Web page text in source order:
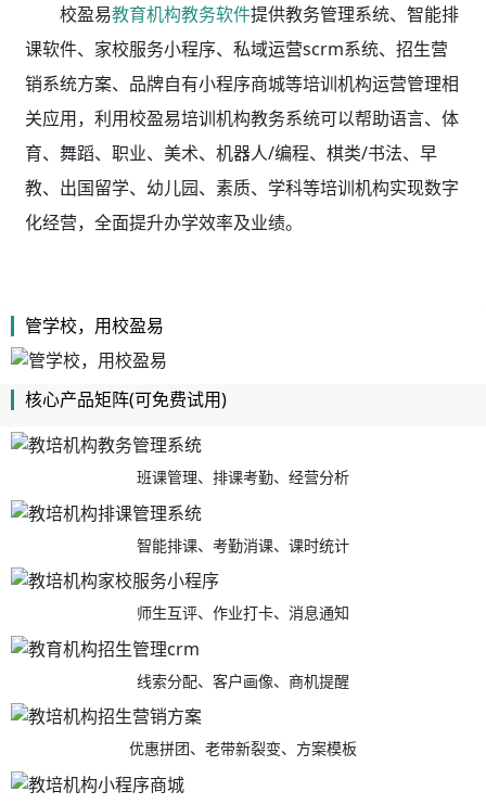
校盈易教育机构教务软件提供教务管理系统、智能排
课软件、家校服务小程序、私域运营scrm系统、招生营
销系统方案、品牌自有小程序商城等培训机构运营管理相
关应用，利用校盈易培训机构教务系统可以帮助语言、体
育、舞蹈、职业、美术、机器人/编程、棋类/书法、早
教、出国留学、幼儿园、素质、学科等培训机构实现数字
化经营，全面提升办学效率及业绩。
管学校，用校盈易
核心产品矩阵(可免费试用)
班课管理、排课考勤、经营分析
智能排课、考勤消课、课时统计
师生互评、作业打卡、消息通知
线索分配、客户画像、商机提醒
优惠拼团、老带新裂变、方案模板